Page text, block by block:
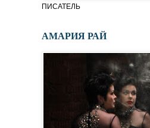
ПИСАТЕЛЬ
АМАРИЯ РАЙ